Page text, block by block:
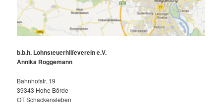
b.b.h. Lohnsteuerhilfeverein e.V.
Annika Roggemann
Bahnhofstr. 19
39343 Hohe Börde
OT Schackensleben